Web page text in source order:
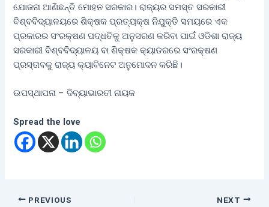
ଯୋଜନା ଆଣିଛନ୍ତି ମୋହନ ସରକାର। ରାଜ୍ୟର ସମସ୍ତ ସରକାରୀ
ବିଶ୍ବବିଦ୍ୟାଳୟରେ ଶିକ୍ଷକ ପ୍ରତ୍ୟକ୍ଷ ନିଯୁକ୍ତି ସମୟରେ ଏକ
ପ୍ରକାରର ସଂରକ୍ଷଣ ପଦ୍ଧତିକୁ ଅନୁସରଣ କରିବା ପାଇଁ ଓଡିଶା ରାଜ୍ୟ
ସରକାରୀ ବିଶ୍ବବିଦ୍ୟାଳୟ ବା ଶିକ୍ଷକ କ୍ୟାଡରରେ ସଂରକ୍ଷଣ
ପ୍ରସ୍ତାବକୁ ରାଜ୍ୟ କ୍ୟାବିନେଟ ଅନୁମୋଦନ କରିଛି।
ଉପସ୍ଥାପନା – ଦିବ୍ୟାଭାରତୀ ନାୟକ
Spread the love
PREVIOUS NEXT